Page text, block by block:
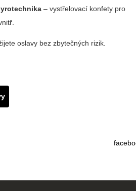
– vystřelovací konfety pro
oslavy bez zbytečných rizik.